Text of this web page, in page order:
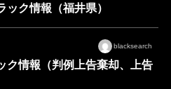
ック情報（福井県）
blacksearch
ク情報（判例上告棄却、上告